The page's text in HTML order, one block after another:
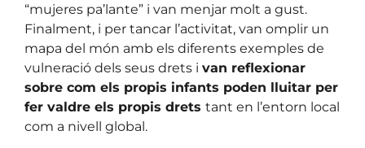
“mujeres pa’lante” i van menjar molt a gust.
Finalment, i per tancar l’activitat, van omplir un
mapa del món amb els diferents exemples de
vulneració dels seus drets i van reflexionar
sobre com els propis infants poden lluitar per
fer valdre els propis drets tant en l’entorn local
com a nivell global.